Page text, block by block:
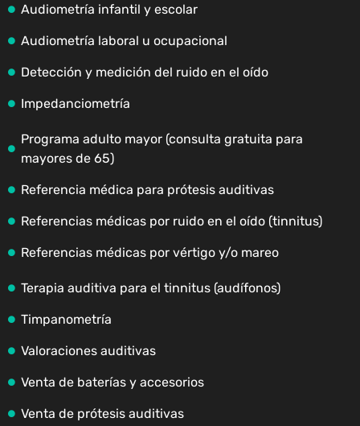
Audiometría infantil y escolar
Audiometría laboral u ocupacional
Detección y medición del ruido en el oído
Impedanciometría
Programa adulto mayor (consulta gratuita para
mayores de 65)
Referencia médica para prótesis auditivas
Referencias médicas por ruido en el oído (tinnitus)
Referencias médicas por vértigo y/o mareo
Terapia auditiva para el tinnitus (audífonos)
Timpanometría
Valoraciones auditivas
Venta de baterías y accesorios
Venta de prótesis auditivas